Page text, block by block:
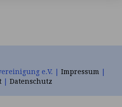
e.V. | Impressum
| Datenschutz